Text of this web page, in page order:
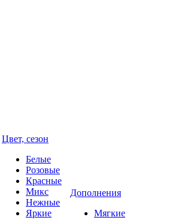
Цвет, сезон
Белые
Розовые
Красные
Микс
Нежные
Яркие
Дополнения
Мягкие